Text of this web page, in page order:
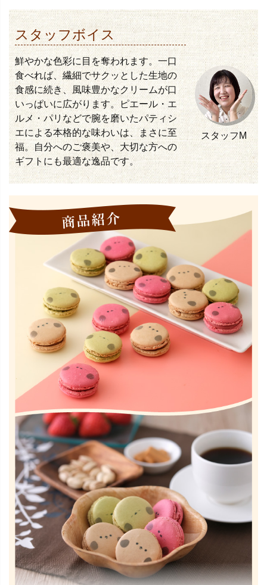
スタッフボイス
鮮やかな色彩に目を奪われます。一口
食べれば、繊細でサクッとした生地の
食感に続き、風味豊かなクリームが口
いっぱいに広がります。ピエール・エ
ルメ・パリなどで腕を磨いたパティシ
エによる本格的な味わいは、まさに至
福。自分へのご褒美や、大切な方への
ギフトにも最適な逸品です。
スタッフM